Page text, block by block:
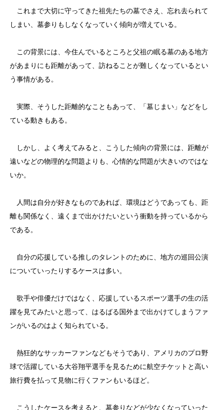
これまで大切に守ってきた祖先たちの墓でさえ、忘れ去られて
しまい、墓参りもしなくなっていく傾向が増えている。
この背景には、今住んでいるところと父祖の眠る墓のある地方
があまりにも距離があって、訪ねることが難しくなっているとい
う事情がある。
実際、そうした距離的なこともあって、「墓じまい」などをし
ている動きもある。
しかし、よく考えてみると、こうした傾向の背景には、距離が
遠いなどの物理的な問題よりも、心情的な問題が大きいのではな
いか。
人間は自分が好きなものであれば、環境はどうであっても、距
離も関係なく、遠くまで出かけたいという衝動を持っているから
である。
自分の応援している推しのタレントのために、地方の巡回公演
についていったりするケースは多い。
歌手や俳優だけではなく、応援しているスポーツ選手の生の活
躍を見てみたいと思って、はるばる国外まで出かけてしまうファ
ンがいるのはよく知られている。
熱狂的なサッカーファンなどもそうであり、アメリカのプロ野
球で活躍している大谷翔平選手を見るために航空チケットと高い
旅行費を払って見物に行くファンもいるほど。
こうしたケースを考えると、墓参りなどが少なくなっていった